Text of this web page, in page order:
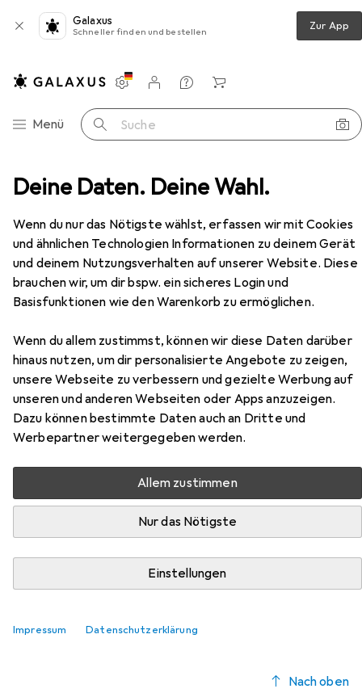
Deine Daten. Deine Wahl.
Wenn du nur das Nötigste wählst, erfassen wir mit Cookies
und ähnlichen Technologien Informationen zu deinem Gerät
und deinem Nutzungsverhalten auf unserer Website. Diese
brauchen wir, um dir bspw. ein sicheres Login und
Basisfunktionen wie den Warenkorb zu ermöglichen.
Wenn du allem zustimmst, können wir diese Daten darüber
hinaus nutzen, um dir personalisierte Angebote zu zeigen,
unsere Webseite zu verbessern und gezielte Werbung auf
unseren und anderen Webseiten oder Apps anzuzeigen.
Dazu können bestimmte Daten auch an Dritte und
Werbepartner weitergegeben werden.
Allem zustimmen
Nur das Nötigste
Einstellungen
Impressum Datenschutzerklärung
Galaxus
Schneller finden und bestellen Zur App
Navigation nach Kategorien
Menü Suche
Einstellungen
Kundenkonto
Vergleichslisten
Merklisten
Warenkorb
Schuhe Sneakers hummel Slimmer Stadil Low
hummelSlimmer Stadil Low
47 48
Zubehör für hummel Slimmer
Stadil Low
Hier findest du passendes Zubehör zum Produkt hummel
Slimmer Stadil Low aus der Kategorie Schuhlöffel.
Relevanz
PVC-Schuhlöffel
265
Nach oben